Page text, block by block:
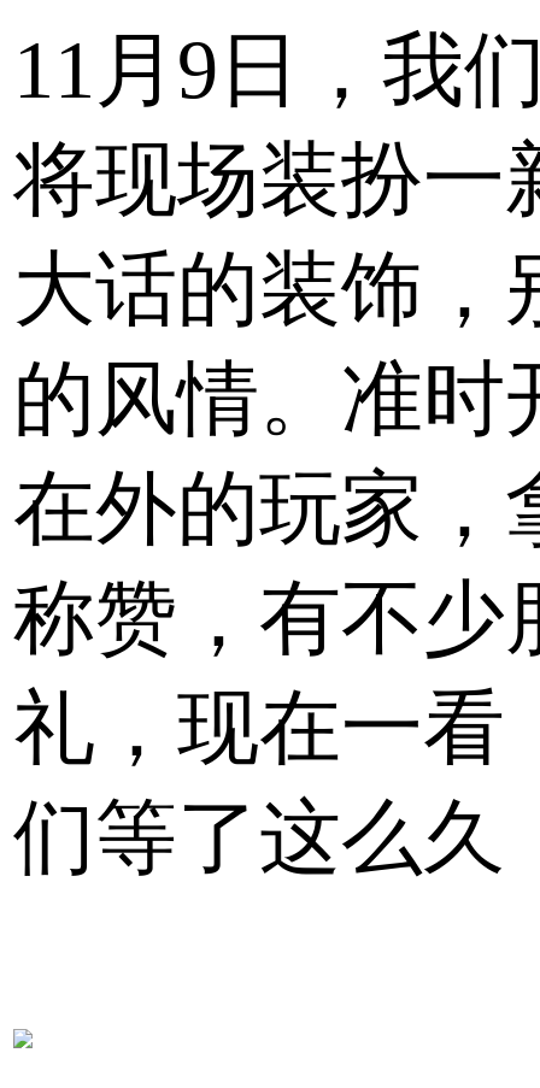
11月9日，我
将现场装扮一
大话的装饰，
的风情。准时
在外的玩家，
称赞，有不少
礼，现在一看
们等了这么久